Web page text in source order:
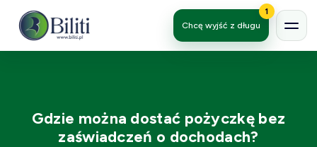
Chcę wyjść z długu
1
Gdzie można dostać pożyczkę bez
zaświadczeń o dochodach?